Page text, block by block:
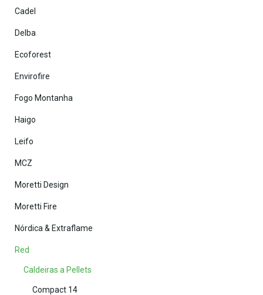
Cadel
Delba
Ecoforest
Envirofire
Fogo Montanha
Haigo
Leifo
MCZ
Moretti Design
Moretti Fire
Nórdica & Extraflame
Red
Caldeiras a Pellets
Compact 14